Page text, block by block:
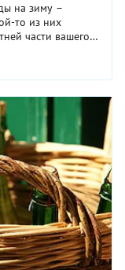
на зиму –
то из них
части вашего